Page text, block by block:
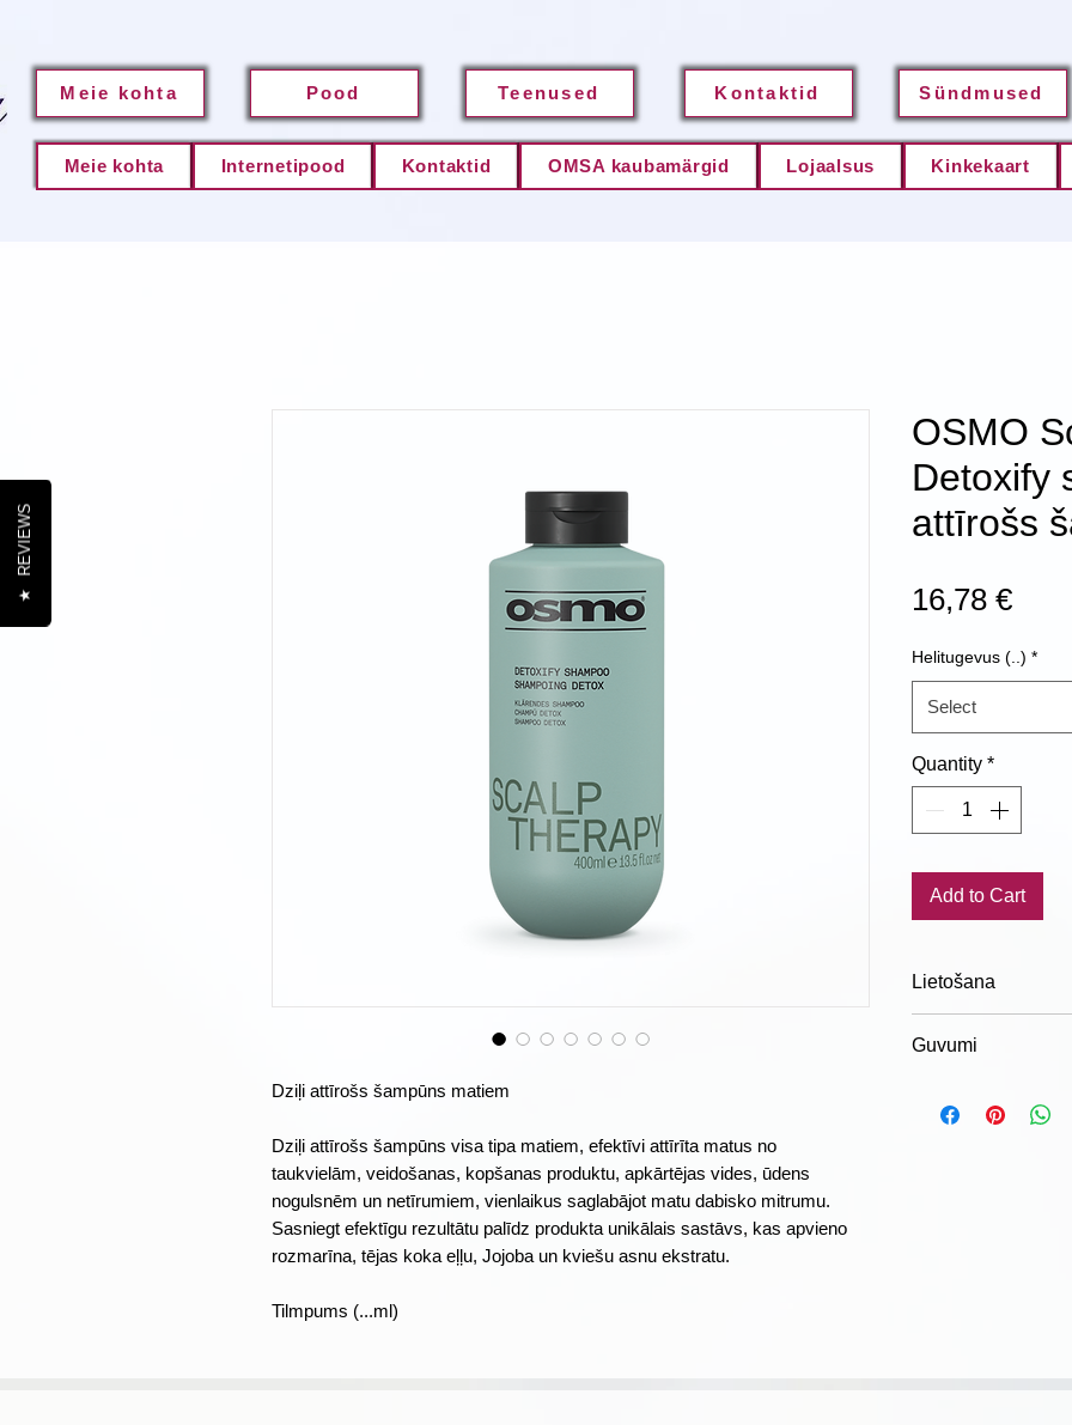
Meie kohta Pood Teenused Kontaktid Sündmused
Meie kohta Internetipood Kontaktid OMSA kaubamärgid Lojaalsus Kinkekaart
Dziļi attīrošs šampūns matiem
Dziļi attīrošs šampūns visa tipa matiem, efektīvi attīrīta matus no
taukvielām, veidošanas, kopšanas produktu, apkārtējas vides, ūdens
nogulsnēm un netīrumiem, vienlaikus saglabājot matu dabisko mitrumu.
Sasniegt efektīgu rezultātu palīdz produkta unikālais sastāvs, kas apvieno
rozmarīna, tējas koka eļļu, Jojoba un kviešu asnu ekstratu.
Tilmpums (...ml)
OSMO
Detoxify
attīrošs
16,78 €Price
Helitugevus (..) *
Select
Quantity *
Add to Cart
Lietošana
minūtēm, rūpīgi
nebiežāk kā reizi
Guvumi
netīrumus
★
REVIEWS